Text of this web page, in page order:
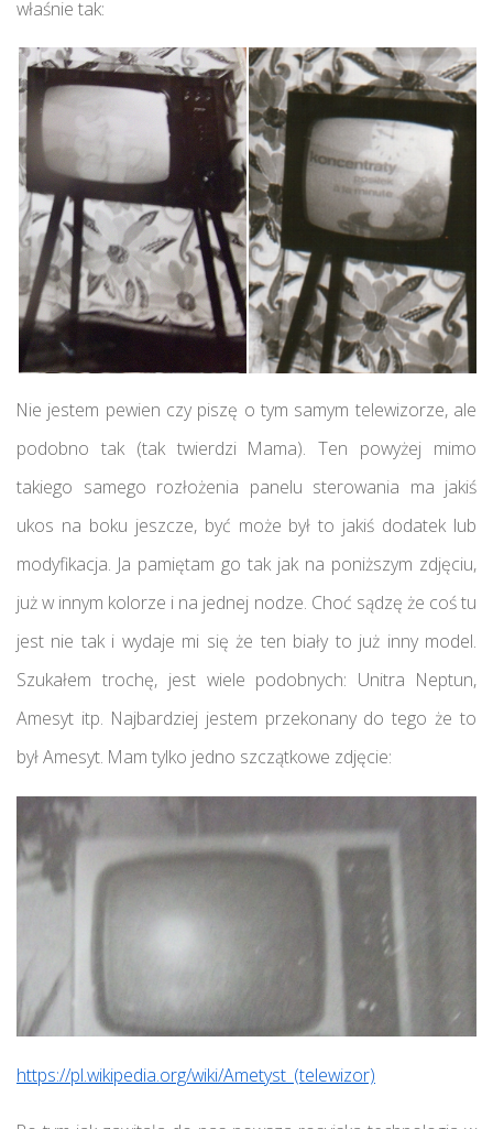
właśnie tak:
Nie jestem pewien czy piszę o tym samym telewizorze, ale
podobno tak (tak twierdzi Mama). Ten powyżej mimo
takiego samego rozłożenia panelu sterowania ma jakiś
ukos na boku jeszcze, być może był to jakiś dodatek lub
modyfikacja. Ja pamiętam go tak jak na poniższym zdjęciu,
już w innym kolorze i na jednej nodze. Choć sądzę że coś tu
jest nie tak i wydaje mi się że ten biały to już inny model.
Szukałem trochę, jest wiele podobnych: Unitra Neptun,
Amesyt itp. Najbardziej jestem przekonany do tego że to
był Amesyt. Mam tylko jedno szczątkowe zdjęcie:
https://pl.wikipedia.org/wiki/Ametyst_(telewizor)